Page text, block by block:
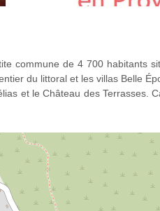
commune de 4 700 habitants
du littoral et les villas Belle
et le Château des Terrasses.